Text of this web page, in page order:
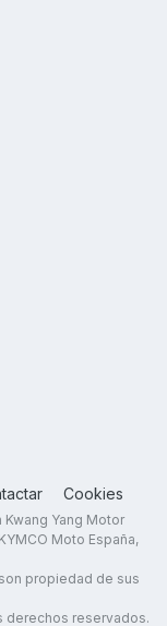
Cookies
Kwang Yang Motor
Moto España,
propiedad de sus
derechos reservados.